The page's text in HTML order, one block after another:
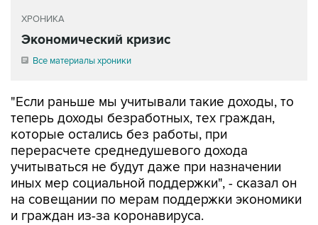
ХРОНИКА
Экономический кризис
Все материалы хроники
"Если раньше мы учитывали такие доходы, то
теперь доходы безработных, тех граждан,
которые остались без работы, при
перерасчете среднедушевого дохода
учитываться не будут даже при назначении
иных мер социальной поддержки", - сказал он
на совещании по мерам поддержки экономики
и граждан из-за коронавируса.